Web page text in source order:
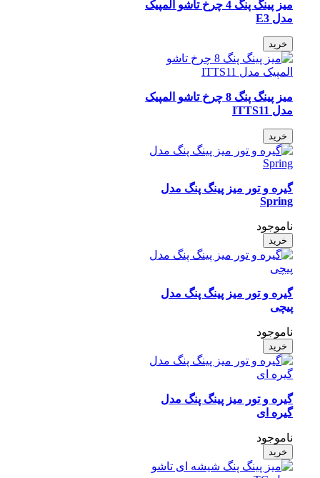
میز پینگ پنگ 4 چرخ تاشو المپیک
میز پینگ پنگ 8 چرخ تاشو المپیک
گیره و تور میز پینگ پنگ مدل
Spring
ناموجود
گیره و تور میز پینگ پنگ مدل
ناموجود
گیره و تور میز پینگ پنگ مدل
گیره ای
ناموجود